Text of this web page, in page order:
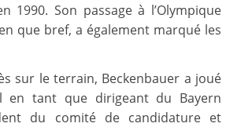
1990. Son passage à l’Olympique
que bref, a également marqué les
sur le terrain, Beckenbauer a joué
en tant que dirigeant du Bayern
du comité de candidature et